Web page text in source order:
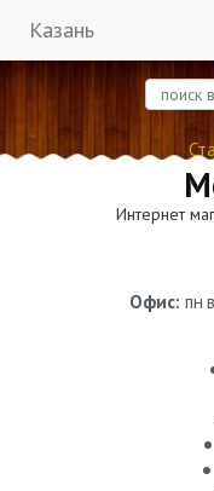
Казань
Интернет
Офис: пн